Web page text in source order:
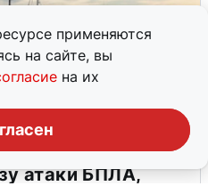
применяются
на сайте, вы
на их
атаки БПЛА,